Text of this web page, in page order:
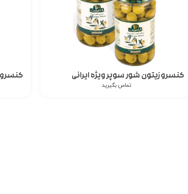
کنسرو زیتون شور سوپر ویژه ایرانی
تماس بگیرید
کنسرو